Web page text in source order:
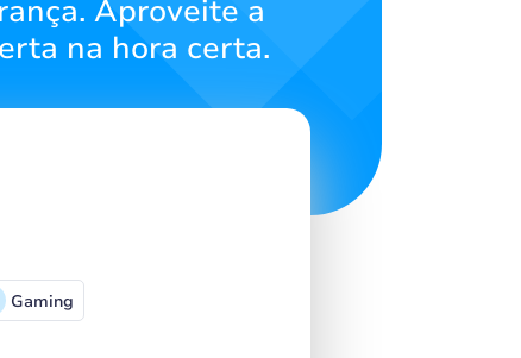
Aproveite a
na hora certa.
Gaming